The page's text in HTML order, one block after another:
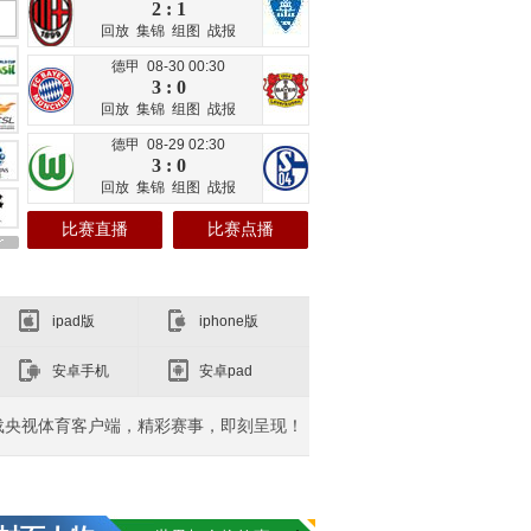
2 : 1
回放 集锦 组图 战报
德甲 08-30 00:30
3 : 0
回放 集锦 组图 战报
德甲 08-29 02:30
3 : 0
回放 集锦 组图 战报
比赛直播 比赛点播
ipad版 iphone版
安卓手机 安卓pad
央视体育客户端，精彩赛事，即刻呈现！